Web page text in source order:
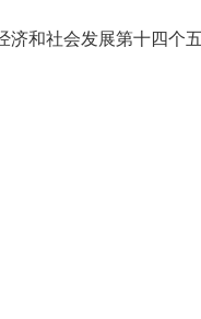
济和社会发展第十四个